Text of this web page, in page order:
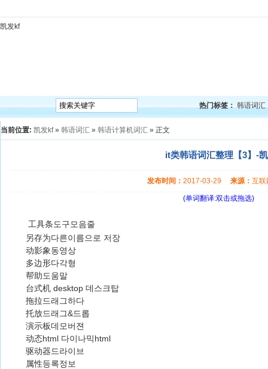
凯发kf
热门标签： 韩语词汇
当前位置: 凯发kf» 韩语词汇 » 韩语计算机词汇 » 正文
it类韩语词汇整理【3】-
发布时间： 2017-03-29 来源： 互
(单词翻译:双击或拖选)
工具条도구모음줄
另存为다른이름으로 저장
动影象동영상
多边形다각형
帮助도움말
台式机 desktop 데스크탑
拖拉드래그하다
托放드래그&드롭
演示板데모버젼
动态html 다이나믹html
驱动器드라이브
属性등록정보